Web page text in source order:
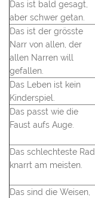
Das ist bald gesagt,
aber schwer getan.
Das ist der grösste
Narr von allen, der
allen Narren will
gefallen.
Das Leben ist kein
Kinderspiel.
Das passt wie die
Faust aufs Auge.
Das schlechteste Rad
knarrt am meisten.
Das sind die Weisen,